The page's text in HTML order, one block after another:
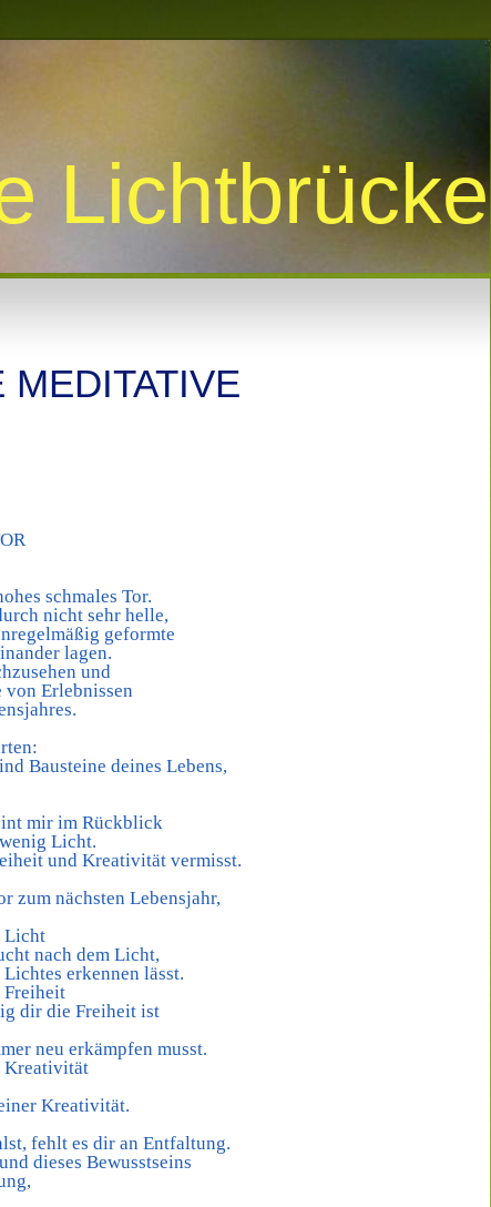
Lichtbrücke
MEDITATIVE
schmales Tor.
nicht sehr helle,
geformte
lagen.
und
Erlebnissen
Bausteine deines Lebens,
mir im Rückblick
Licht.
und Kreativität vermisst.
zum nächsten Lebensjahr,
Licht
nach dem Licht,
erkennen lässt.
Freiheit
dir die Freiheit ist
neu erkämpfen musst.
Kreativität
Kreativität.
fehlt es dir an Entfaltung.
dieses Bewusstseins